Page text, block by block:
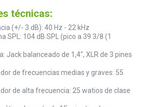
técnicas:
(+/- 3 dB): 40 Hz - 22 kHz
SPL: 104 dB SPL (pico a 39 3/8 (1
Jack balanceado de 1,4", XLR de 3 pines
de frecuencias medias y graves: 55
de alta frecuencia: 25 watios de clase